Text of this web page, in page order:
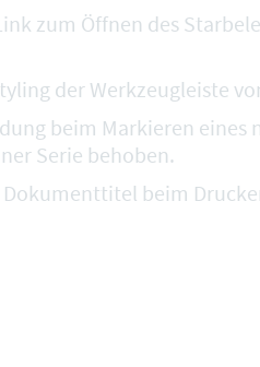
zum Öffnen des
der Werkzeugleiste
beim Markieren eines
Serie behoben.
Dokumenttitel beim